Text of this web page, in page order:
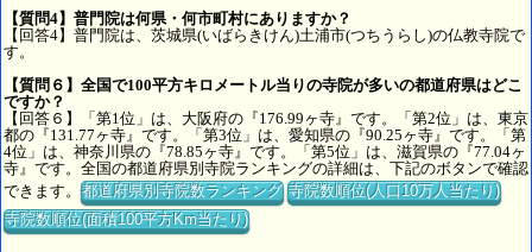
【質問4】普門院は何県・何市町村にありますか？
【回答4】普門院は、茨城県(いばらきけん)土浦市(つちうらし)の仏教寺院で
す。
【質問６】全国で100平方キロメートル当りの寺院が多いの都道府県はどこ
ですか？
【回答６】「第1位」は、大阪府の『176.99ヶ寺』です。「第2位」は、東京
都の『131.77ヶ寺』です。「第3位」は、愛知県の『90.25ヶ寺』です。「第
4位」は、神奈川県の『78.85ヶ寺』です。「第5位」は、滋賀県の『77.04ヶ
寺』です。全国の都道府県別寺院ランキングの詳細は、下記のボタンで確認
できます。都道府県別寺院数ランキング 寺院数順位(人口10万人当たり)
寺院数順位(面積100平方Km当たり)